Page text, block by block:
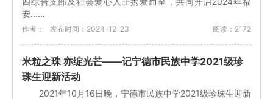
安...…
作者： 发布时间：2024-12-23 阅读：2172
米粒之珠 亦绽光芒——记宁德市民族中学2021级珍
珠生迎新活动
2021年10月16日晚，宁德市民族中学2021级珍珠生迎新